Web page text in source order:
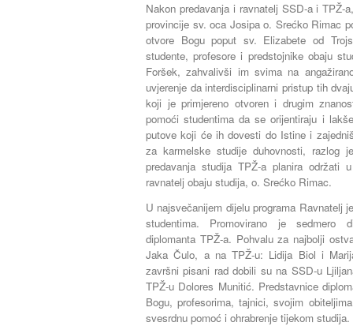
Nakon predavanja i ravnatelj SSD-a i TPŽ-
provincije sv. oca Josipa o. Srećko Rimac
otvore Bogu poput sv. Elizabete od
studente, profesore i predstojnike obaju
Foršek, zahvalivši im svima na
uvjerenje da interdisciplinarni pristup tih
koji je primjereno otvoren i drugim
pomoći studentima da se orijentiraju i
putove koji će ih dovesti do Istine i
za karmelske studije duhovnosti,
predavanja studija TPŽ-a planira održati
ravnatelj obaju studija, o. Srećko Rimac.
U najsvečanijem dijelu programa Ravnatelj
studentima. Promovirano je sedmero
diplomanta TPŽ-a. Pohvalu za najbolji
Jaka Čulo, a na TPŽ-u: Lidija Biol i
završni pisani rad dobili su na SSD-u
TPŽ-u Dolores Munitić. Predstavnice
Bogu, profesorima, tajnici, svojim
svesrdnu pomoć i ohrabrenje tijekom studija.